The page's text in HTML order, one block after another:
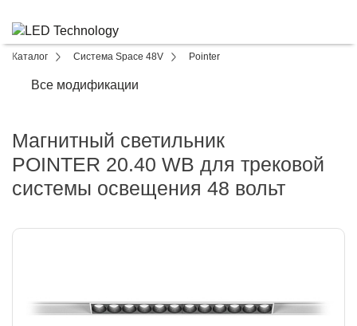
Каталог Система Space 48V Pointer
Все модификации
Магнитный светильник
POINTER 20.40 WB для трековой
системы освещения 48 вольт